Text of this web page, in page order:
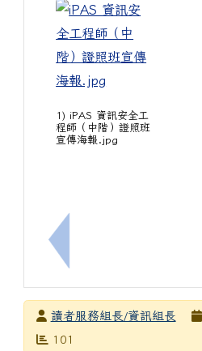
上一筆：【教學資源】
1) iPAS 資訊安全工
程師（中階）證照班
宣傳海報.jpg
發布者讀者服務組長/資訊組長
發布日期
瀏覽次數
101